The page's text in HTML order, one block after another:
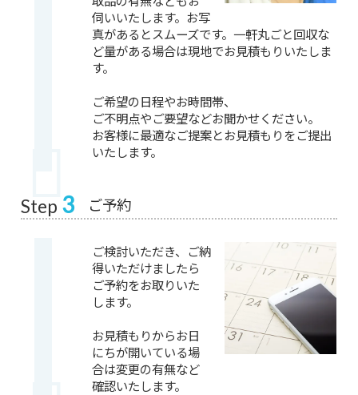
伺いいたします。お写
真があるとスムーズです。一軒丸ごと回収な
ど量がある場合は現地でお見積もりいたしま
す。
ご希望の日程やお時間帯、
ご不明点やご要望などお聞かせください。
お客様に最適なご提案とお見積もりをご提出
いたします。
Step 3 ご予約
ご検討いただき、ご納
得いただけましたら
ご予約をお取りいた
します。
お見積もりからお日
にちが開いている場
合は変更の有無など
確認いたします。